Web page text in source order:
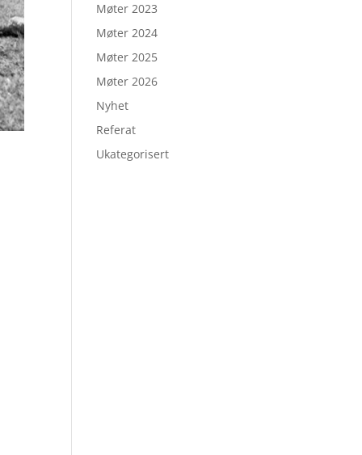
Møter 2023
Møter 2024
Møter 2025
Møter 2026
Nyhet
Referat
Ukategorisert